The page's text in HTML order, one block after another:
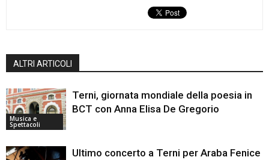
ALTRI ARTICOLI
Musica e
Spettacoli
Terni, giornata mondiale della poesia in
BCT con Anna Elisa De Gregorio
Ultimo concerto a Terni per Araba Fenice